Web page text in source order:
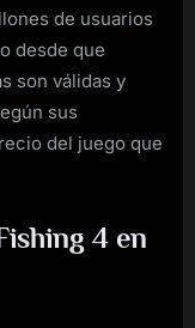
de usuarios
desde que
son válidas y
sus
del juego que
4 en